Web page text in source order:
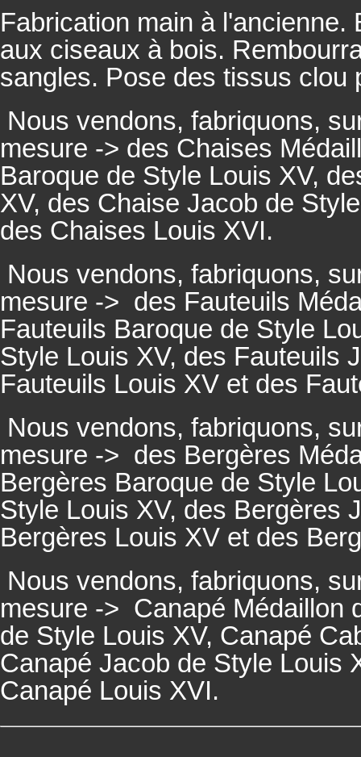
Fabrication main à
aux ciseaux à bois.
sangles. Pose des tissus clou
Nous vendons, fabriquons,
mesure -> des Chaises
Baroque de Style Louis XV,
XV, des Chaise Jacob de
des Chaises Louis XVI.
Nous vendons, fabriquons,
mesure -> des Fauteuils
Fauteuils Baroque de Style
Style Louis XV, des Fauteuils
Fauteuils Louis XV et des
Nous vendons, fabriquons,
mesure -> des Bergères
Bergères Baroque de Style
Style Louis XV, des Bergères
Bergères Louis XV et des
Nous vendons, fabriquons,
mesure -> Canapé Médaillon
de Style Louis XV, Canapé
Canapé Jacob de Style Louis
Canapé Louis XVI.